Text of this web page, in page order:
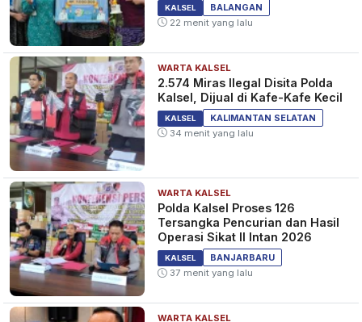
KALSEL
BALANGAN
22 menit yang lalu
WARTA KALSEL
2.574 Miras Ilegal Disita Polda
Kalsel, Dijual di Kafe-Kafe Kecil
KALSEL
KALIMANTAN SELATAN
34 menit yang lalu
WARTA KALSEL
Polda Kalsel Proses 126
Tersangka Pencurian dan Hasil
Operasi Sikat II Intan 2026
KALSEL
BANJARBARU
37 menit yang lalu
WARTA KALSEL